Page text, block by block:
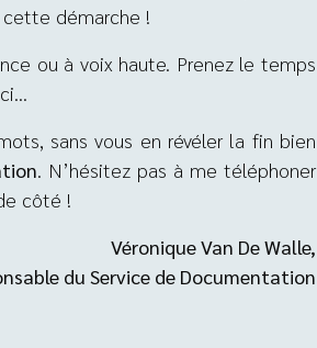
démarche !
ou à voix haute. Prenez le temps
sans vous en révéler la fin bien
. N’hésitez pas à me téléphoner
côté !
Véronique Van De Walle,
du Service de Documentation